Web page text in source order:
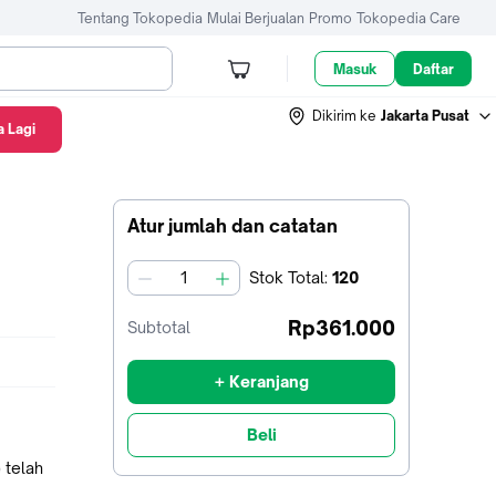
Tentang Tokopedia Mulai Berjualan Promo Tokopedia Care
Masuk Daftar
Dikirim ke Jakarta Pusat
Atur jumlah dan catatan
jumlah Stok Total: 120
Subtotal Rp361.000
+ Keranjang
Beli
telah
Lagi